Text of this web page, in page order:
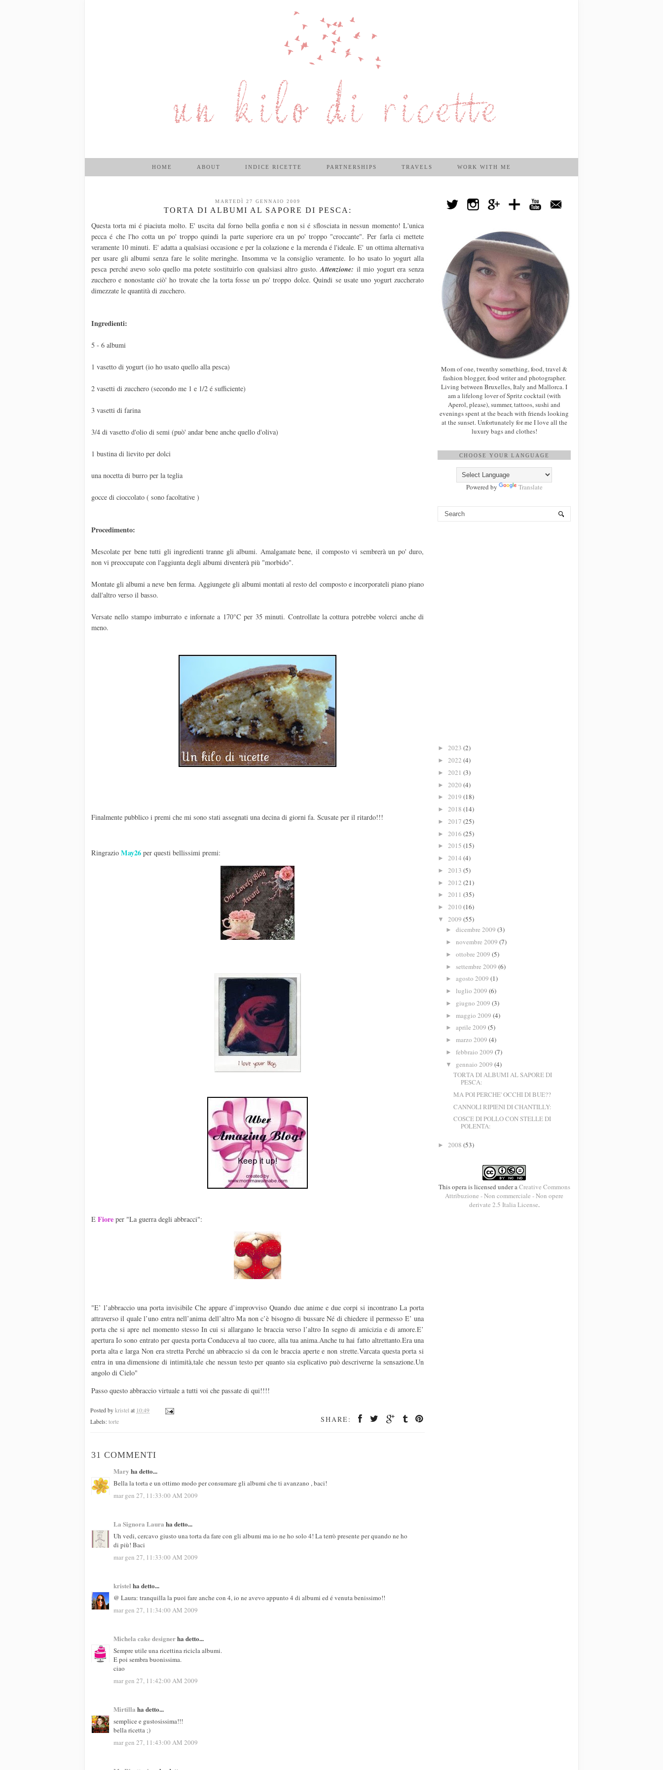
HOME ABOUT INDICE RICETTE PARTNERSHIPS TRAVELS WORK WITH ME
MARTEDÌ 27 GENNAIO 2009
TORTA DI ALBUMI AL SAPORE DI PESCA:
Questa torta mi é piaciuta molto. E' uscita dal forno bella gonfia e non si é sflosciata in nessun momento! L'unica
pecca é che l'ho cotta un po' troppo quindi la parte superiore era un po' troppo "croccante". Per farla ci mettete
veramente 10 minuti. E' adatta a qualsiasi occasione e per la colazione e la merenda é l'ideale. E' un ottima alternativa
per usare gli albumi senza fare le solite meringhe. Insomma ve la consiglio veramente. Io ho usato lo yogurt alla
pesca perché avevo solo quello ma potete sostituirlo con qualsiasi altro gusto.Attenzione: il mio yogurt era senza
zucchero e nonostante ciò' ho trovate che la torta fosse un po' troppo dolce. Quindi se usate uno yogurt zuccherato
dimezzate le quantità di zucchero.
Ingredienti:
5 - 6 albumi
1 vasetto di yogurt (io ho usato quello alla pesca)
2 vasetti di zucchero (secondo me 1 e 1/2 é sufficiente)
3 vasetti di farina
3/4 di vasetto d'olio di semi (può' andar bene anche quello d'oliva)
1 bustina di lievito per dolci
una nocetta di burro per la teglia
gocce di cioccolato ( sono facoltative )
Procedimento:
Mescolate per bene tutti gli ingredienti tranne gli albumi. Amalgamate bene, il composto vi sembrerà un po' duro,
non vi preoccupate con l'aggiunta degli albumi diventerà più "morbido".
Montate gli albumi a neve ben ferma. Aggiungete gli albumi montati al resto del composto e incorporateli piano piano
dall'altro verso il basso.
Versate nello stampo imburrato e infornate a 170°C per 35 minuti. Controllate la cottura potrebbe volerci anche di
meno.
Finalmente pubblico i premi che mi sono stati assegnati una decina di giorni fa. Scusate per il ritardo!!!
Ringrazio May26 per questi bellissimi premi:
E Fiore per "La guerra degli abbracci":
"E’ l’abbraccio una porta invisibile Che appare d’improvviso Quando due anime e due corpi si incontrano La porta
attraverso il quale l’uno entra nell’anima dell’altro Ma non c’è bisogno di bussare Né di chiedere il permesso E’ una
porta che si apre nel momento stesso In cui si allargano le braccia verso l’altro In segno di amicizia e di amore.E’
apertura Io sono entrato per questa porta Conduceva al tuo cuore, alla tua anima.Anche tu hai fatto altrettanto.Era una
porta alta e larga Non era stretta Perché un abbraccio si da con le braccia aperte e non strette.Varcata questa porta si
entra in una dimensione di intimità,tale che nessun testo per quanto sia esplicativo può descriverne la sensazione.Un
angolo di Cielo"
Passo questo abbraccio virtuale a tutti voi che passate di qui!!!!
SHARE:
Posted by kristel at 10:49
Labels: torte
31 COMMENTI
Mary ha detto...
Bella la torta e un ottimo modo per consumare gli albumi che ti avanzano , baci!
mar gen 27, 11:33:00 AM 2009
La Signora Laura ha detto...
Uh vedi, cercavo giusto una torta da fare con gli albumi ma io ne ho solo 4! La terrò presente per quando ne ho
di più! Baci
mar gen 27, 11:33:00 AM 2009
kristel ha detto...
@ Laura: tranquilla la puoi fare anche con 4, io ne avevo appunto 4 di albumi ed é venuta benissimo!!
mar gen 27, 11:34:00 AM 2009
Michela cake designerha detto...
Sempre utile una ricettina ricicla albumi.
E poi sembra buonissima.
ciao
mar gen 27, 11:42:00 AM 2009
Mirtilla ha detto...
semplice e gustosissima!!!
bella ricetta ;)
mar gen 27, 11:43:00 AM 2009
Mom of one, twenthy something, food, travel &
fashion blogger, food writer and photographer.
Living between Bruxelles, Italy and Mallorca. I
am a lifelong lover of Spritz cocktail (with
Aperol, please), summer, tattoos, sushi and
evenings spent at the beach with friends looking
at the sunset. Unfortunately for me I love all the
luxury bags and clothes!
CHOOSE YOUR LANGUAGE
Powered by Translate
► 2023 (2)
► 2022 (4)
► 2021 (3)
► 2020 (4)
► 2019 (18)
► 2018 (14)
► 2017 (25)
► 2016 (25)
► 2015 (15)
► 2014 (4)
► 2013 (5)
► 2012 (21)
► 2011 (35)
► 2010 (16)
▼ 2009 (55)
► dicembre 2009 (3)
► novembre 2009 (7)
► ottobre 2009 (5)
► settembre 2009 (6)
► agosto 2009 (1)
► luglio 2009 (6)
► giugno 2009 (3)
► maggio 2009 (4)
► aprile 2009 (5)
► marzo 2009 (4)
► febbraio 2009 (7)
▼ gennaio 2009 (4)
TORTA DI ALBUMI AL SAPORE DI
PESCA:
MA POI PERCHE' OCCHI DI BUE??
CANNOLI RIPIENI DI CHANTILLY:
COSCE DI POLLO CON STELLE DI
POLENTA:
► 2008 (53)
This opera is licensed under aCreative Commons
Attribuzione - Non commerciale - Non opere
derivate 2.5 Italia License.